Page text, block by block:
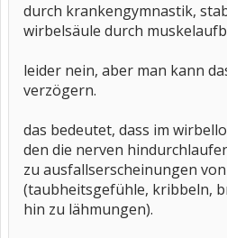
durch krankengymnastik,
wirbelsäule durch
leider nein, aber man kann
verzögern.
das bedeutet, dass im
den die nerven
zu ausfallserscheinungen
(taubheitsgefühle, kribbeln,
hin zu lähmungen).